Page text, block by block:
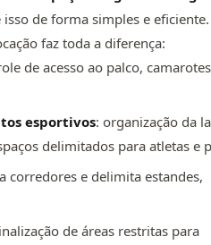
de forma simples e eficiente.
faz toda a diferença:
de acesso ao palco,
esportivos: organização da
delimitados para atletas e
corredores e delimita estandes,
de áreas restritas para